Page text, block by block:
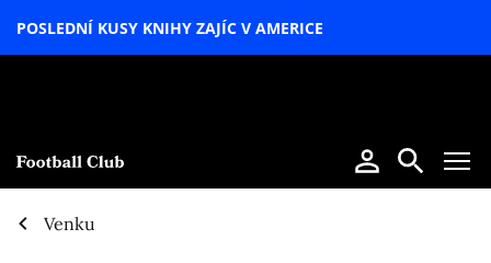
POSLEDNÍ KUSY KNIHY ZAJÍC V AMERICE
Venku